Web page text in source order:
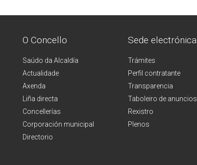
O Concello
Saúdo da Alcaldía
Actualidade
Axenda
Liña directa
Concellerías
Corporación municipal
Directorio
Sede electrónica
Trámites
Perfil contratante
Transparencia
Taboleiro de anuncios
Rexistro
Plenos